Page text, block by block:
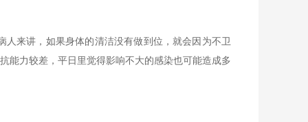
来讲，如果身体的清洁没有做到位，就会因为不卫
能力较差，平日里觉得影响不大的感染也可能造成多